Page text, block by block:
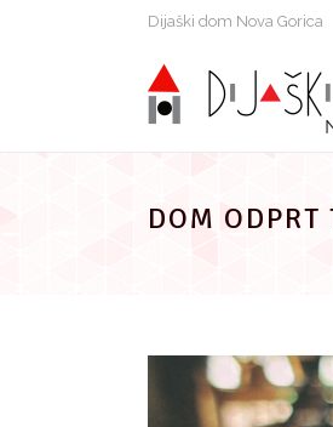
Dijaški dom Nova Gorica
DOM